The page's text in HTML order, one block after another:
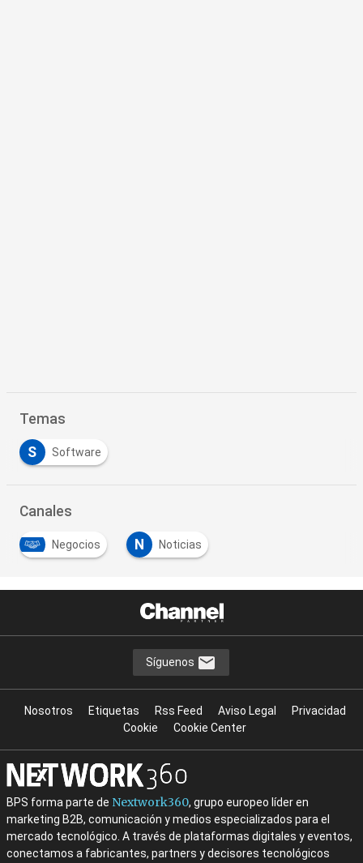
Temas
S Software
Canales
Negocios N Noticias
Síguenos
Nosotros Etiquetas Rss Feed Aviso Legal
Privacidad
Cookie
Cookie Center
BPS forma parte de Nextwork360, grupo europeo líder en
marketing B2B, comunicación y medios especializados para el
mercado tecnológico. A través de plataformas digitales y eventos,
conectamos a fabricantes, partners y decisores tecnológicos